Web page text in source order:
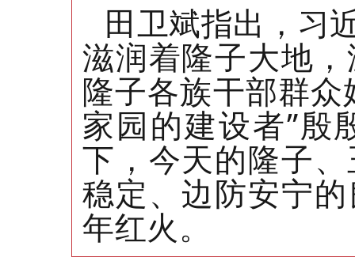
田卫斌指出，习
滋润着隆子大地
隆子各族干部群
家园的建设者”殷
下，今天的隆子
稳定、边防安宁
年红火。